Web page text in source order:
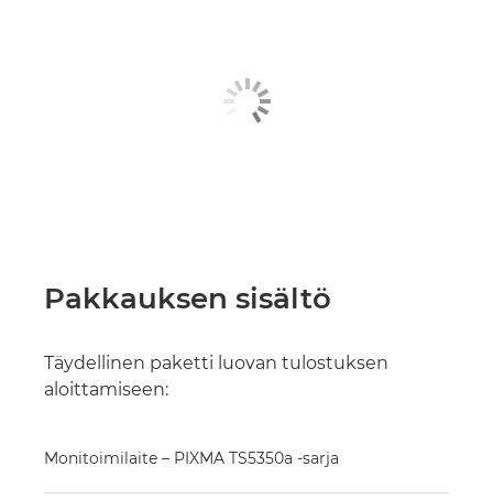
Pakkauksen sisältö
Täydellinen paketti luovan tulostuksen
aloittamiseen:
Monitoimilaite – PIXMA TS5350a -sarja